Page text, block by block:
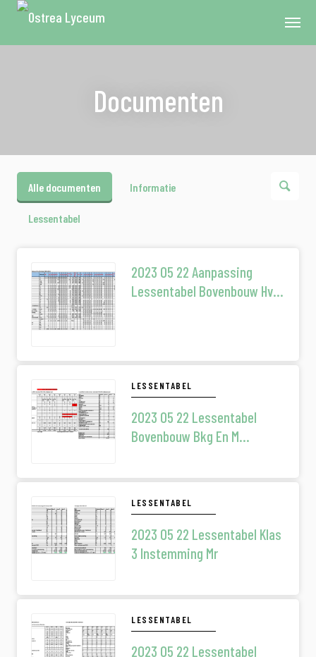
Documenten
Alle documenten Informatie
Lessentabel
2023 05 22 Aanpassing
Lessentabel Bovenbouw Hv
LESSENTABEL
2023 05 22 Lessentabel
Bovenbouw Bkg En M
LESSENTABEL
2023 05 22 Lessentabel Klas
3 Instemming Mr
LESSENTABEL
2023 05 22 Lessentabel